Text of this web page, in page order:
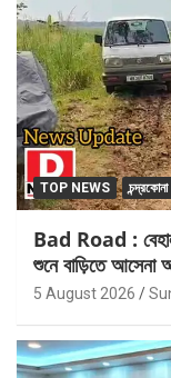
TOP NEWS
Bad Road : বেহাল
শুনে বাড়িতে আসেনা
5 August 2026